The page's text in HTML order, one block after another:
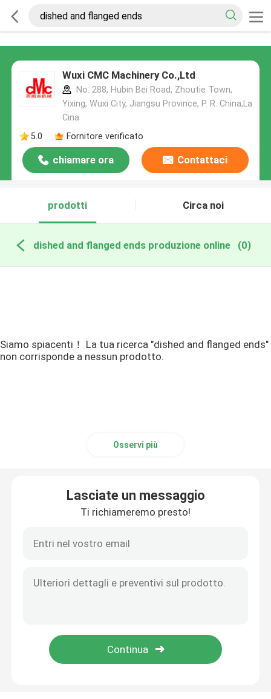
Wuxi CMC Machinery Co.,Ltd
No. 288, Hubin Bei Road, Zhoutie Town,
Yixing, Wuxi City, Jiangsu Province, P. R. China,La
Cina
5.0
Fornitore verificato
chiamare ora Contattaci
prodotti Circa noi
dished and flanged ends produzione online (0)
Siamo spiacenti！ La tua ricerca "dished and flanged ends"
non corrisponde a nessun prodotto.
Osservi più
Lasciate un messaggio
Ti richiameremo presto!